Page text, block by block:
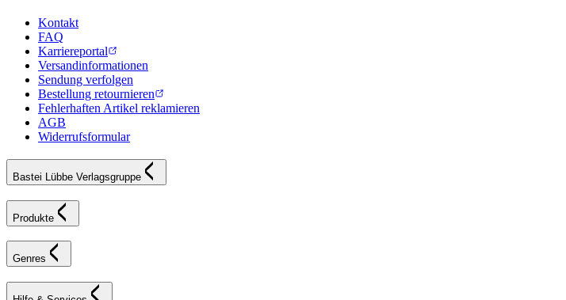
Kontakt
FAQ
Karriereportal
Versandinformationen
Sendung verfolgen
Bestellung retournieren
Fehlerhaften Artikel reklamieren
AGB
Widerrufsformular
Bastei Lübbe Verlagsgruppe
Produkte
Genres